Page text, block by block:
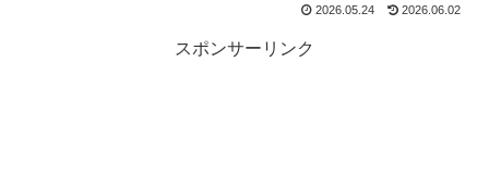
2026.05.24 2026.06.02
スポンサーリンク